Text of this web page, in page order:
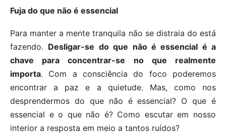
Fuja do que não é essencial
Para manter a mente tranquila não se distraia do está
fazendo. Desligar-se do que não é essencial é a
chave para concentrar-se no que realmente
importa. Com a consciência do foco poderemos
encontrar a paz e a quietude. Mas, como nos
desprendermos do que não é essencial? O que é
essencial e o que não é? Como escutar em nosso
interior a resposta em meio a tantos ruídos?